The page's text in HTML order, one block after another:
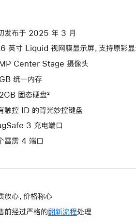
发布于 2025 年 3 月
英寸 Liquid 视网膜显示屏，支持原彩显
Center Stage 摄像头
统一内存
固态硬盘²
触控 ID 的背光妙控键盘
3 充电端口
雷雳 4 端口
放心，价格称心
前经过严格的翻新流程处理